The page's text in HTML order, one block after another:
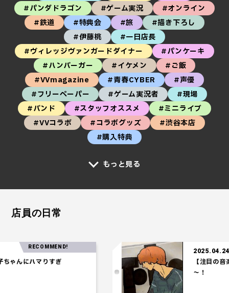
#パンダドラゴン
#ゲーム実況
#オンライン
#鉄道
#特典会 #旅
#描き下ろし
#伊藤桃
#一日店長
#ヴィレッジヴァンガードダイナー
#パンケーキ
#ハンバーガー
#イケメン
#ご飯
#VVmagazine
#青春CYBER
#声優
#フリーペーパー
#ゲーム実況者
#現場
#バンド
#スタッフオススメ
#ミニライブ
#VVコラボ
#コラボグッズ
#渋谷本店
#購入特典
もっと見る
店員の日常
にハマりすぎ
RECOMMEND!
2025.04.24
【注目の音楽】
～！